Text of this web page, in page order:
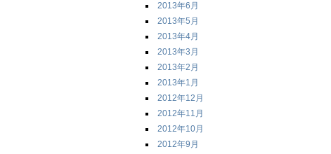
2013年6月
2013年5月
2013年4月
2013年3月
2013年2月
2013年1月
2012年12月
2012年11月
2012年10月
2012年9月